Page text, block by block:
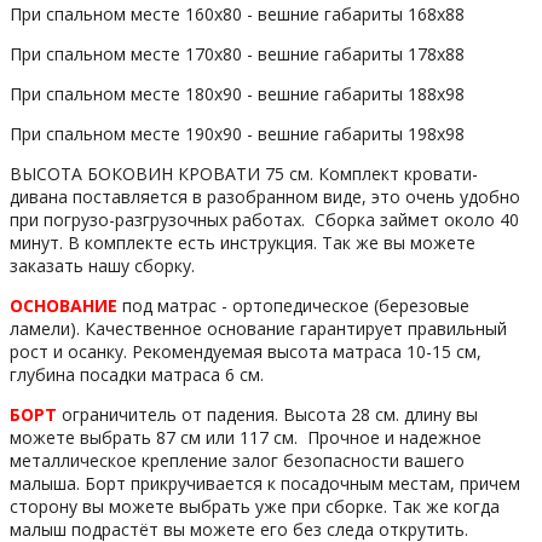
При спальном месте 160х80 - вешние габариты 168x88
При спальном месте 170х80 - вешние габариты 178x88
При спальном месте 180х90 - вешние габариты 188x98
При спальном месте 190х90 - вешние габариты 198x98
ВЫСОТА БОКОВИН КРОВАТИ 75 см. Комплект кровати-
дивана поставляется в разобранном виде, это очень удобно
при погрузо-разгрузочных работах. Сборка займет около 40
минут. В комплекте есть инструкция. Так же вы можете
заказать нашу сборку.
ОСНОВАНИЕ под матрас - ортопедическое (березовые
ламели). Качественное основание гарантирует правильный
рост и осанку. Рекомендуемая высота матраса 10-15 см,
глубина посадки матраса 6 см.
БОРТ ограничитель от падения. Высота 28 см. длину вы
можете выбрать 87 см или 117 см. Прочное и надежное
металлическое крепление залог безопасности вашего
малыша. Борт прикручивается к посадочным местам, причем
сторону вы можете выбрать уже при сборке. Так же когда
малыш подрастёт вы можете его без следа открутить.